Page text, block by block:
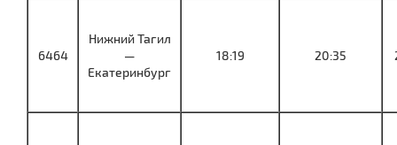
6464
Нижний Тагил
—
Екатеринбург
18:19 20:35